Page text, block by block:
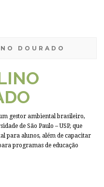
DOURADO
gestor ambiental brasileiro,
de São Paulo – USP, que
para alunos, além de capacitar
programas de educação